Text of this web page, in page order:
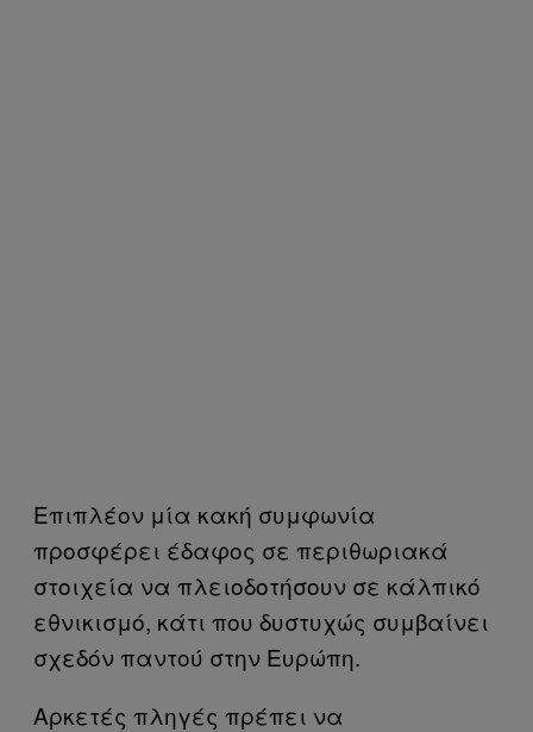
Επιπλέον μία κακή συμφωνία
προσφέρει έδαφος σε περιθωριακά
στοιχεία να πλειοδοτήσουν σε κάλπικό
εθνικισμό, κάτι που δυστυχώς συμβαίνει
σχεδόν παντού στην Ευρώπη.
Αρκετές πληγές πρέπει να